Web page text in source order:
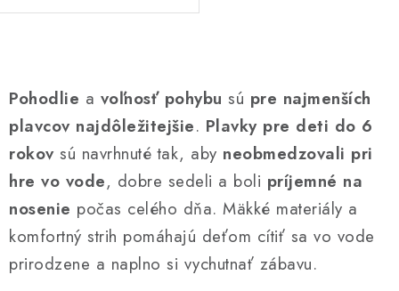
v
l
á
d
a
c
i
e
p
Pohodlie a voľnosť pohybu sú pre najmenších
plavcov najdôležitejšie. Plavky pre deti do 6
rokov sú navrhnuté tak, aby neobmedzovali pri
hre vo vode, dobre sedeli a boli príjemné na
nosenie počas celého dňa. Mäkké materiály a
komfortný strih pomáhajú deťom cítiť sa vo vode
prirodzene a naplno si vychutnať zábavu.